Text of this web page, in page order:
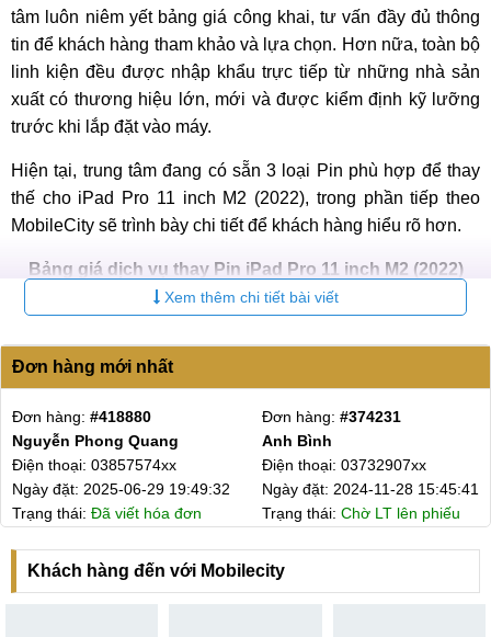
tâm luôn niêm yết bảng giá công khai, tư vấn đầy đủ thông
tin để khách hàng tham khảo và lựa chọn. Hơn nữa, toàn bộ
linh kiện đều được nhập khẩu trực tiếp từ những nhà sản
xuất có thương hiệu lớn, mới và được kiểm định kỹ lưỡng
trước khi lắp đặt vào máy.
Hiện tại, trung tâm đang có sẵn 3 loại Pin phù hợp để thay
thế cho iPad Pro 11 inch M2 (2022), trong phần tiếp theo
MobileCity sẽ trình bày chi tiết để khách hàng hiểu rõ hơn.
Bảng giá dịch vụ thay Pin iPad Pro 11 inch M2 (2022)
mới nhất 2025
STT Tên dịch vụ
Bảo
1
Giá thay Pin iPad Pro 11
inch M2 (2022) chính hãng
Liên hệ
2
Giá thay Pin iPad Pro 11
inch M2 (2022) linh kiện
1.500.000
₫
6
tháng
3
inch M2 (2022) Pisen
Liên hệ
Xem thêm chi tiết bài viết
Đơn hàng mới nhất
Đơn hàng:#369972
A Hùng
Điện thoại: 09158296xx
Ngày đặt: 2024-11-08 17:15:25
Trạng thái:Đã viết hóa đơn
Đơn hàng:#368047
Anh Tuấn
Điện thoại: 03741523xx
Ngày đặt: 2024-10-30
Trạng thái:Chờ LT lên
Khách hàng đến với Mobilecity